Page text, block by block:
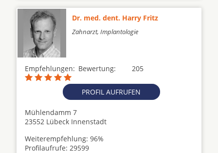
Dr. med. dent. Harry Fritz
Zahnarzt, Implantologie
Empfehlungen: 205
Bewertung:
PROFIL AUFRUFEN
Mühlendamm 7
23552 Lübeck Innenstadt
Weiterempfehlung: 96%
Profilaufrufe: 29599